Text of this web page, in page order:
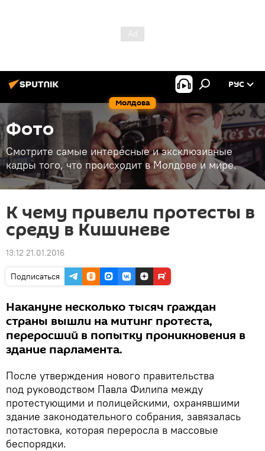
Молдова
РУС
Фото
Смотрите самые интересные и эксклюзивные
кадры того, что происходит в Молдове и мире.
К чему привели протесты в
среду в Кишиневе
13:12 21.01.2016
Подписаться
Накануне несколько тысяч граждан
страны вышли на митинг протеста,
переросший в попытку проникновения в
здание парламента.
После утверждения нового правительства
под руководством Павла Филипа между
протестующими и полицейскими, охранявшими
здание законодательного собрания, завязалась
потастовка, которая переросла в массовые
беспорядки.